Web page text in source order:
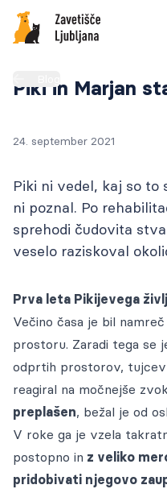
Živali na voljo za
posvojitve, nasveti za
NA STRAN
Živali
Kako skrbim za žival?
Uspešne zgodbe
Oddane živali
Oddajo lastniki
Postopek posvojitve od
zavetišče, ter
NA STRAN
Živali
Postopek
IZGUBLJENE
obveščanja in na
njene slike.
Živali
Zavetišče Ljubljana
Sloveniji, ki živalim
standard oskrbe.
NA STRAN
Cenik storitev
Galerija
Naloge in projekti
Veterinarska ambulanta
INFO
Tukaj najdete
Novice in obvestila
Pogosta vprašanja
Dokumenti
Blog
Prizadevamo si
nas obiščete.
Voden ogled
Ogled živali za posvojitev
MEDIJSKO SREDIŠČE
Vse informacije in
zbrane na enem
Gradiva za medije
Prijava na obvestila
ZA OBČINE
POMAGAJ
Piki in Marjan
24. september 2021
Piki ni vedel, kaj so to
ni poznal. Po
sprehodi čudovita
veselo raziskoval
Prva leta Pikijevega
Večino časa je bil
prostoru. Zaradi tega se
odprtih prostorov,
reagiral na močnejše
preplašen, bežal je od
V roke ga je vzela
postopno in z veliko
pridobivati njegovo